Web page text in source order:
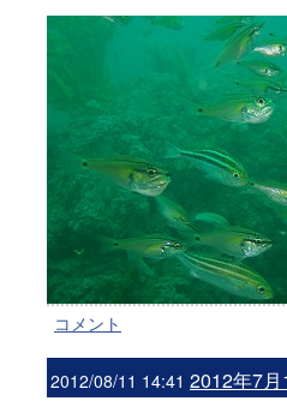
コメント
2012/08/11 14:41 2012年7